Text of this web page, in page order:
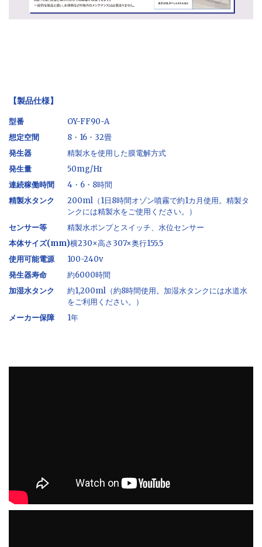
【製品仕様】
型番
OY-FF90-A
想定空間
8・16・32畳
発生器
精製水を使用した膜電解方式
発生量
50mg/Hr
連続稼働時間
4・6・8時間
精製水タンク
200ml（1日8時間オゾン噴霧で約1カ月使用。精製タ
ンクには精製水をご使用ください。）
センサー等
精製水ポンプとスイッチ、水位センサー
本体サイズ(mm)横230×高さ307×奥行155.5
使用可能電源
100-240v
発生器寿命
約6000時間
加湿水タンク
約1,200ml（約8時間使用。加湿水タンクには水道水
をご利用ください。）
メーカー保障
1年